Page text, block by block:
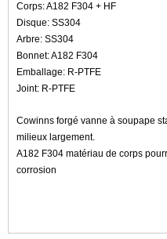
Corps: A182 F304 + HF
Disque: SS304
Arbre: SS304
Bonnet: A182 F304
Emballage: R-PTFE
Joint: R-PTFE
Cowinns forgé vanne à soupape
milieux largement.
A182 F304 matériau de corps
corrosion